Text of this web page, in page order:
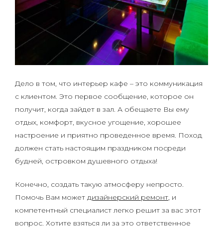
Дело в том, что интерьер кафе – это коммуникация
с клиентом. Это первое сообщение, которое он
получит, когда зайдет в зал. А обещаете Вы ему
отдых, комфорт, вкусное угощение, хорошее
настроение и приятно проведенное время. Поход
должен стать настоящим праздником посреди
будней, островком душевного отдыха!
Конечно, создать такую атмосферу непросто.
Помочь Вам может дизайнерский ремонт, и
компетентный специалист легко решит за вас этот
вопрос. Хотите взяться ли за это ответственное